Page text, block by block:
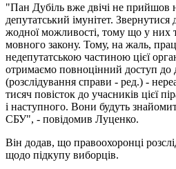
"Пан Дубіль вже двічі не прийшов
депутатський імунітет.
жодної можливості, тому що у них
мовного закону. Тому, на жаль,
недепутатською частиною цієї
отримаємо повноцінний доступ до
(розслідування справи - ред.) -
тисяч повісток до учасників цієї
і наступного. Вони будуть
СБУ", - повідомив Луценко.
Він додав, що правоохоронці
щодо підкупу виборців.